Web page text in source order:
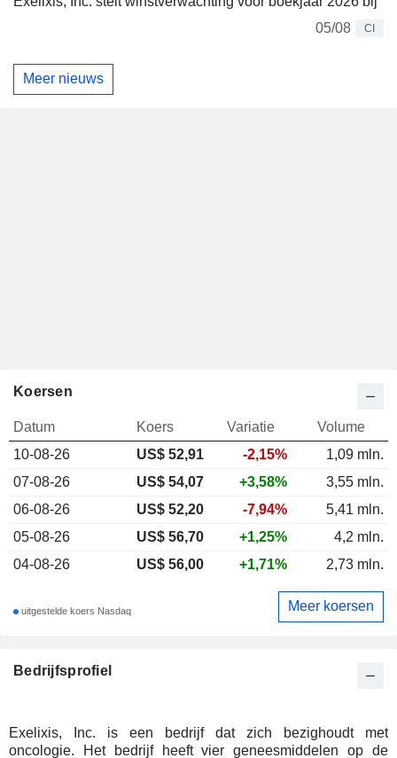
05/08
CI
Meer nieuws
Bedrijfsprofiel
Exelixis, Inc. is een bedrijf dat zich bezighoudt met
oncologie. Het bedrijf heeft vier geneesmiddelen op de
Koersen
Datum Koers Variatie
Volume
10-08-26
US$ 52,91 -2,15%
1,09 mln.
07-08-26
US$ 54,07 +3,58%
3,55 mln.
06-08-26
US$ 52,20 -7,94%
5,41 mln.
05-08-26
US$ 56,70 +1,25%
4,2 mln.
04-08-26
US$ 56,00 +1,71% 2,73 mln.
uitgestelde koers Nasdaq Meer koersen